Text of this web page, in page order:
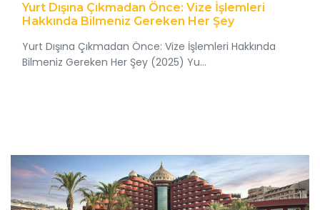
Yurt Dışına Çıkmadan Önce: Vize İşlemleri
Hakkında Bilmeniz Gereken Her Şey
Yurt Dışına Çıkmadan Önce: Vize İşlemleri Hakkında
Bilmeniz Gereken Her Şey (2025) Yu...